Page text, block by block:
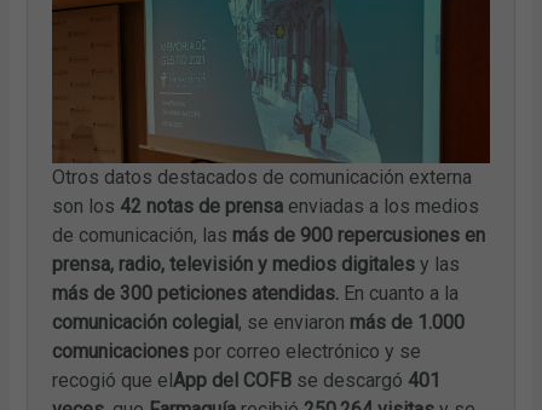
Otros datos destacados de comunicación externa
son los 42 notas de prensa enviadas a los medios
de comunicación, las más de 900 repercusiones en
prensa, radio, televisión y medios digitales y las
más de 300 peticiones atendidas. En cuanto a la
comunicación colegial , se enviaron más de 1.000
comunicaciones por correo electrónico y se
recogió que elApp del COFB se descargó 401